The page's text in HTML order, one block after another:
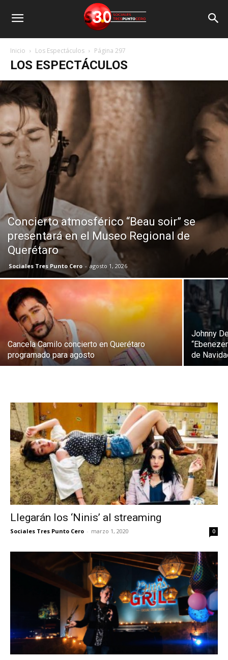
Inicio Los Espectáculos Página 297
LOS ESPECTÁCULOS
Concierto atmosférico “Beau soir” se
presentará en el Museo Regional de
Querétaro
Sociales Tres Punto Cero - agosto 1, 2026
Cancela Camilo concierto en Querétaro
programado para agosto
Johnny
de
Llegarán los ‘Ninis’ al streaming
Sociales Tres Punto Cero - marzo 1, 2020 0